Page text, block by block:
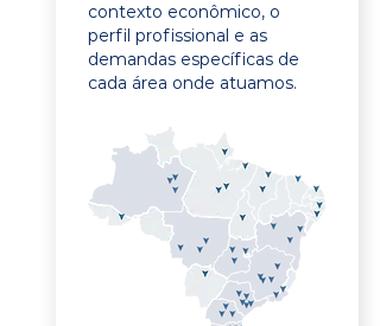
contexto econômico, o
perfil profissional e as
demandas específicas de
cada área onde atuamos.